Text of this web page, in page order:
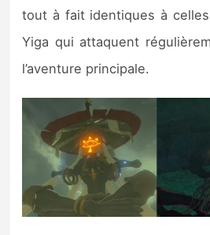
tout à fait identiques à
Yiga qui attaquent
l’aventure principale.